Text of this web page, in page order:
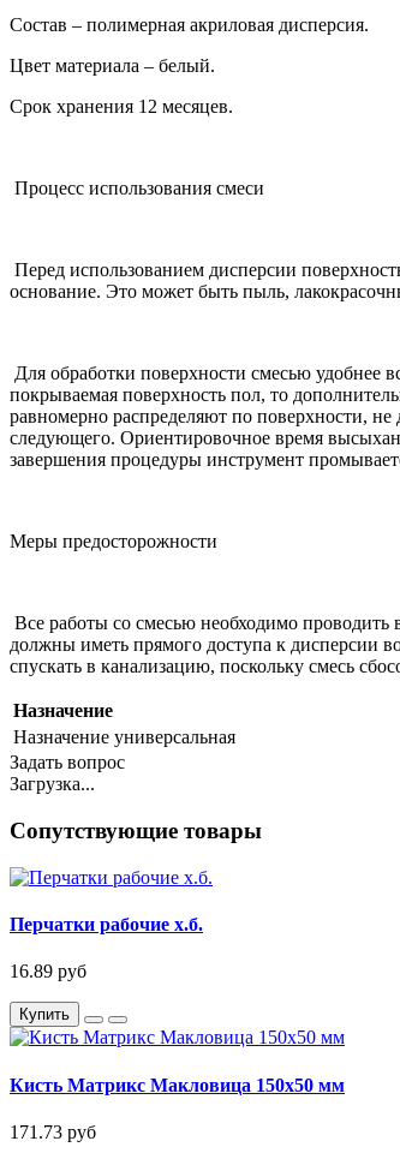
Состав – полимерная акриловая дисперсия.
Цвет материала – белый.
Срок хранения 12 месяцев.
Процесс использования смеси
Перед использованием дисперсии
основание. Это может быть пыль,
Для обработки поверхности смесью удобнее
покрываемая поверхность пол, то
равномерно распределяют по поверхности,
следующего. Ориентировочное время
завершения процедуры инструмент
Меры предосторожности
Все работы со смесью необходимо проводить
должны иметь прямого доступа к дисперсии
спускать в канализацию, поскольку смесь
Назначение
Назначение универсальная
Задать вопрос
Загрузка...
Сопутствующие товары
Перчатки рабочие х.б.
16.89 руб
Купить
Кисть Матрикс Макловица 150х50 мм
171.73 руб